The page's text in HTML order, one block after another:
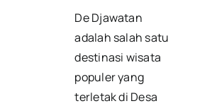
De Djawatan
adalah salah satu
destinasi wisata
populer yang
terletak di Desa